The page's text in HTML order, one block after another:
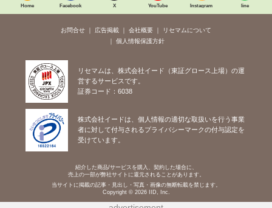
Home Facebook X YouTube Instagram line
お問合せ 広告掲載 会社概要
リセマムについて
個人情報保護方針
リセマムは、株式会社イード（東証グロース上場）の運
営するサービスです。
証券コード：6038
株式会社イードは、個人情報の適切な取扱いを行う事業
者に対して付与されるプライバシーマークの付与認定を
受けています。
紹介した商品/サービスを購入、契約した場合に、
売上の一部が弊社サイトに還元されることがあります。
当サイトに掲載の記事・見出し・写真・画像の無断転載を禁じます。
Copyright © 2026 IID, Inc.